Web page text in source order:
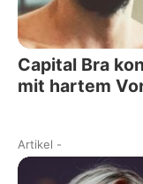
Capital Bra
mit hartem
Artikel -